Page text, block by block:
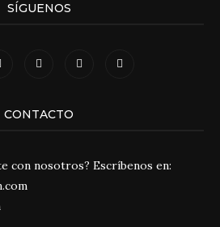
SÍGUENOS
CONTACTO
con nosotros? Escríbenos en: